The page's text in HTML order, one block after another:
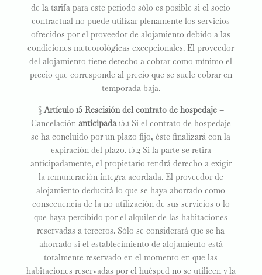
de la tarifa para este periodo sólo es posible si el socio
contractual no puede utilizar plenamente los servicios
ofrecidos por el proveedor de alojamiento debido a las
condiciones meteorológicas excepcionales. El proveedor
del alojamiento tiene derecho a cobrar como mínimo el
precio que corresponde al precio que se suele cobrar en
temporada baja.
§Artículo 15 Rescisión del contrato de hospedaje –
Cancelación anticipada15.1 Si el contrato de hospedaje
se ha concluido por un plazo fijo, éste finalizará con la
expiración del plazo. 15.2 Si la parte se retira
anticipadamente, el propietario tendrá derecho a exigir
la remuneración íntegra acordada. El proveedor de
alojamiento deducirá lo que se haya ahorrado como
consecuencia de la no utilización de sus servicios o lo
que haya percibido por el alquiler de las habitaciones
reservadas a terceros. Sólo se considerará que se ha
ahorrado si el establecimiento de alojamiento está
totalmente reservado en el momento en que las
habitaciones reservadas por el huésped no se utilicen y la